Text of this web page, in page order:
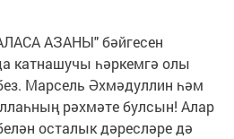
АЗАНЫ" бәйгесен
катнашучы һәркемгә олы
Марсель Әхмәдуллин һәм
рәхмәте булсын! Алар
осталык дәресләре дә